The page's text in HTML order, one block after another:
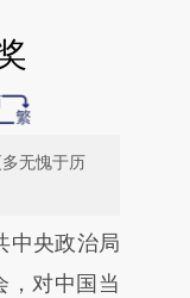
无愧于历
文由第三方
章
央政治局
，对中国当